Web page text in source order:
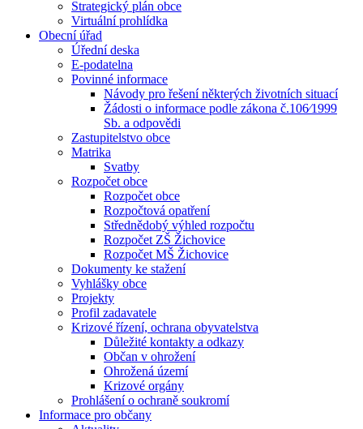
Strategický plán obce
Virtuální prohlídka
Obecní úřad
Úřední deska
E-podatelna
Povinné informace
Návody pro řešení některých životních situací
Žádosti o informace podle zákona č.106⁄1999
Sb. a odpovědi
Zastupitelstvo obce
Matrika
Svatby
Rozpočet obce
Rozpočet obce
Rozpočtová opatření
Střednědobý výhled rozpočtu
Rozpočet ZŠ Žichovice
Rozpočet MŠ Žichovice
Dokumenty ke stažení
Vyhlášky obce
Projekty
Profil zadavatele
Krizové řízení, ochrana obyvatelstva
Důležité kontakty a odkazy
Občan v ohrožení
Ohrožená území
Krizové orgány
Prohlášení o ochraně soukromí
Informace pro občany